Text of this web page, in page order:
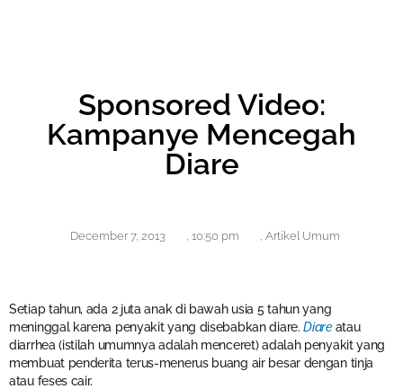
Sponsored Video:
Kampanye Mencegah
Diare
December 7, 2013 10:50 pm Artikel Umum
Setiap tahun, ada 2 juta anak di bawah usia 5 tahun yang
meninggal karena penyakit yang disebabkan diare.Diareatau
diarrhea (istilah umumnya adalah menceret) adalah penyakit yang
membuat penderita terus-menerus buang air besar dengan tinja
atau feses cair.